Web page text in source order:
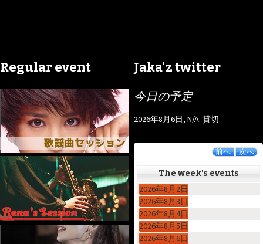
Regular event Jaka'z twitter
今日の予定
2026年8月6日, N/A: 貸切
前へ 次へ
The week's events
2026年8月2日
2026年8月3日
2026年8月4日
2026年8月5日
2026年8月6日